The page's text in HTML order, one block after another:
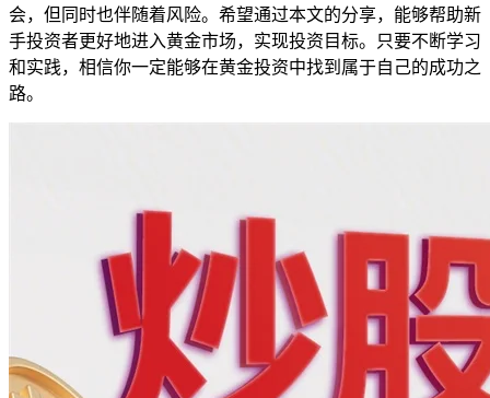
会，但同时也伴随着风险。希望通过本文的分享，能够帮助新
手投资者更好地进入黄金市场，实现投资目标。只要不断学习
和实践，相信你一定能够在黄金投资中找到属于自己的成功之
路。